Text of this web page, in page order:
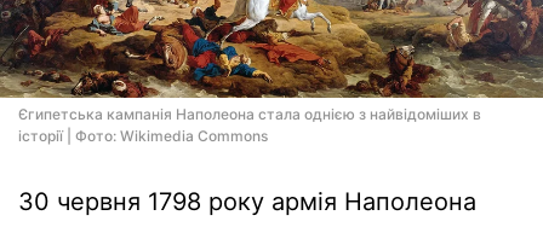
Єгипетська кампанія Наполеона стала однією з найвідоміших в
історії | Фото: Wikimedia Commons
30 червня 1798 року армія Наполеона